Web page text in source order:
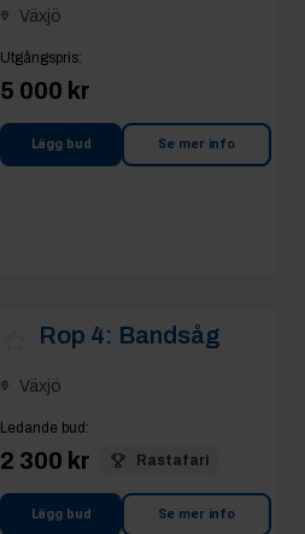
Växjö
Utgångspris:
5 000 kr
Lägg bud Se mer info
Rop 4: Bandsåg
Växjö
Ledande bud:
2 300 kr Rastafari
Lägg bud Se mer info